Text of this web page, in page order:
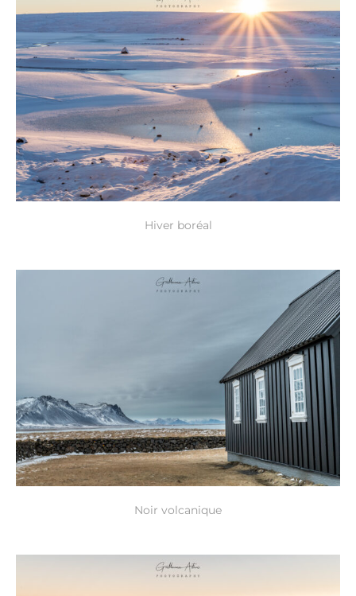
Hiver boréal
Noir volcanique